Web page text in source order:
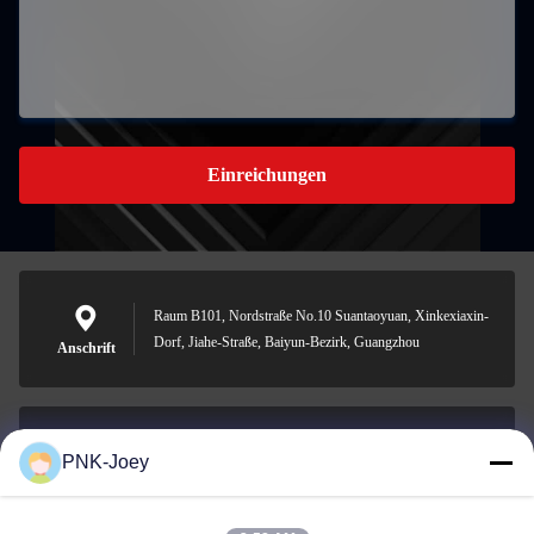
Einreichungen
Anschrift
Raum B101, Nordstraße No.10 Suantaoyuan, Xinkexiaxin-
Dorf, Jiahe-Straße, Baiyun-Bezirk, Guangzhou
E-Mail-Adresse
PNK-Joey